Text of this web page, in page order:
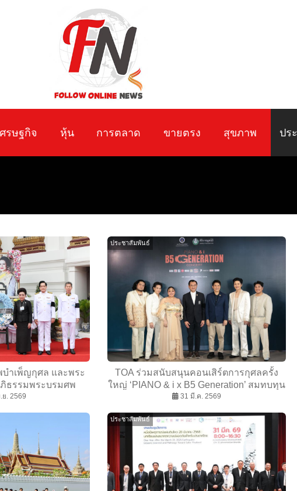
ศรษฐกิจ หุ้น การตลาด ขายตรง สุขภาพ ปร
บำเพ็ญกุศล และพระ
ธรรมพระบรมศพ
ติ์ พระบรมราชินีนาถ
ย. 2569
ประชาสัมพันธ์
TOA ร่วมสนับสนุนคอนเสิร์ตการกุศลครั้ง
ใหญ่ ‘PIANO & i x B5 Generation’ สมทบทุน
ศิริราชมูลนิธิ เพื่อปรับปรุงห้องผ่าตัดโรง
ให้ผู้ป่วย
31 มี.ค. 2569
ประชาสัมพันธ์